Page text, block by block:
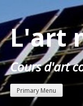
to
content
L'art
Cours d'art
Primary Menu